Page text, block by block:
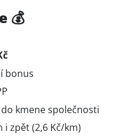
💰
bonus
kmene společnosti
zpět (2,6 Kč/km)